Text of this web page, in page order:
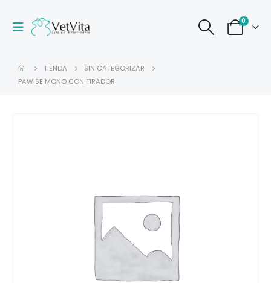
0
TIENDA
SIN CATEGORIZAR
PAWISE MONO CON TIRADOR